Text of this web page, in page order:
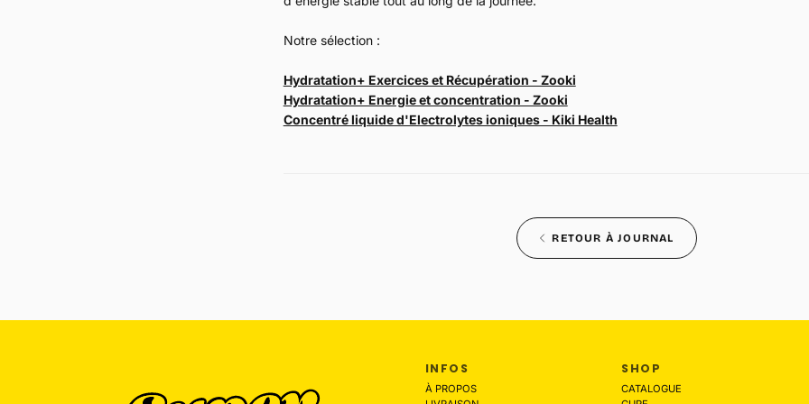
Notre sélection :
Hydratation+ Exercices et Récupération - Zooki
Hydratation+ Energie et concentration - Zooki
Concentré liquide d'Electrolytes ioniques - Kiki Health
RETOUR À JOURNAL
INFOS
À PROPOS
SHOP
CATALOGUE